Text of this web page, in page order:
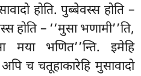
होति. पुब्बेवस्स होति –
होति – ‘‘मुसा भणामी’’ति,
मया भणित’’न्ति. इमेहि
अपि च चतूहाकारेहि मुसावादो